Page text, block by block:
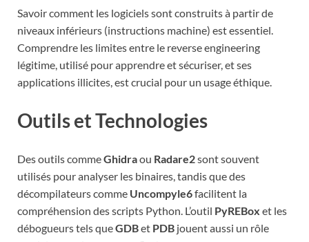
Savoir comment les logiciels sont construits à partir de
niveaux inférieurs (instructions machine) est essentiel.
Comprendre les limites entre le reverse engineering
légitime, utilisé pour apprendre et sécuriser, et ses
applications illicites, est crucial pour un usage éthique.
Outils et Technologies
Des outils commeGhidraou Radare2sont souvent
utilisés pour analyser les binaires, tandis que des
décompilateurs comme Uncompyle6facilitent la
compréhension des scripts Python. L’outil PyREBox et les
débogueurs tels queGDBet PDB jouent aussi un rôle